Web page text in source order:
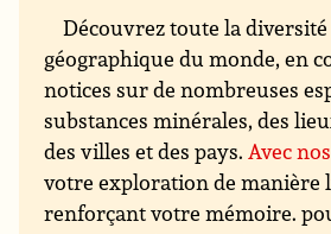
Découvrez toute la
géographique du monde, en
notices sur de nombreuses
substances minérales, des
des villes et des pays.Avec
votre exploration de manière
renforçant votre mémoire.